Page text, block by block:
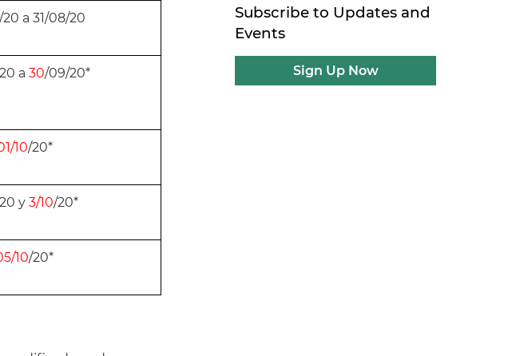
a 31/08/20
a 30/09/20*
10/20*
y3/10/20*
10/20*
Subscribe to Updates and
Events
Sign Up Now